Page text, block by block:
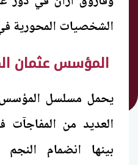
الشخصيات المحورية
المؤسس عثمان
يحمل مسلسل المؤسس
العديد من المفاجآت
بينها انضمام